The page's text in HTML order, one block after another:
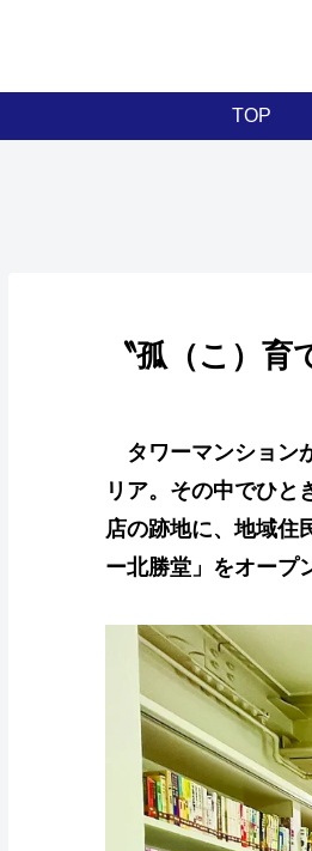
TOP
〝孤（こ）
タワーマンション
リア。その中でひと
店の跡地に、地域住
ー北勝堂」をオープ